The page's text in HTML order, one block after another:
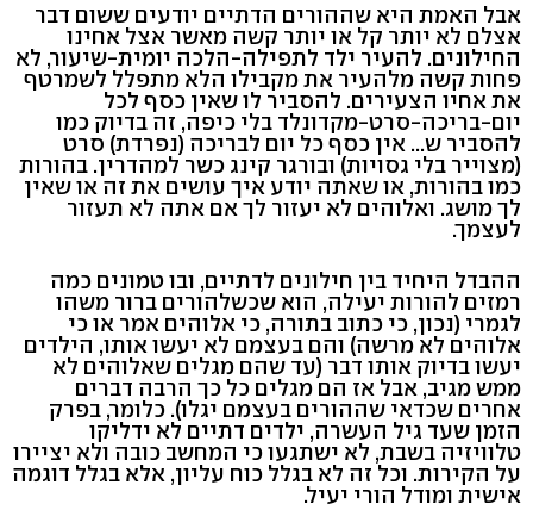
אבל האמת היא שההורים הדתיים יודעים ששום דבר
אצלם לא יותר קל או יותר קשה מאשר אצל אחינו
החילונים. להעיר ילד לתפילה-הלכה יומית-שיעור, לא
פחות קשה מלהעיר את מקבילו הלא מתפלל לשמרטף
את אחיו הצעירים. להסביר לו שאין כסף לכל
יום-בריכה-סרט-מקדונלד בלי כיפה, זה בדיוק כמו
להסביר ש... אין כסף כל יום לבריכה (נפרדת) סרט
(מצוייר בלי גסויות) ובורגר קינג כשר למהדרין. בהורות
כמו בהורות, או שאתה יודע איך עושים את זה או שאין
לך מושג. ואלוהים לא יעזור לך אם אתה לא תעזור
לעצמך.
ההבדל היחיד בין חילונים לדתיים, ובו טמונים כמה
רמזים להורות יעילה, הוא שכשלהורים ברור משהו
לגמרי (נכון, כי כתוב בתורה, כי אלוהים אמר או כי
אלוהים לא מרשה) והם בעצמם לא יעשו אותו, הילדים
יעשו בדיוק אותו דבר (עד שהם מגלים שאלוהים לא
ממש מגיב, אבל אז הם מגלים כל כך הרבה דברים
אחרים שכדאי שההורים בעצמם יגלו). כלומר, בפרק
הזמן שעד גיל העשרה, ילדים דתיים לא ידליקו
טלוויזיה בשבת, לא ישתגעו כי המחשב כובה ולא יציירו
על הקירות. וכל זה לא בגלל כוח עליון, אלא בגלל דוגמה
אישית ומודל הורי יעיל.